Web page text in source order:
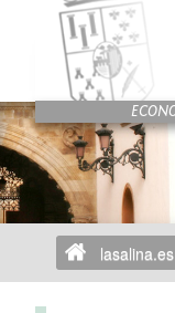
lasalina.es